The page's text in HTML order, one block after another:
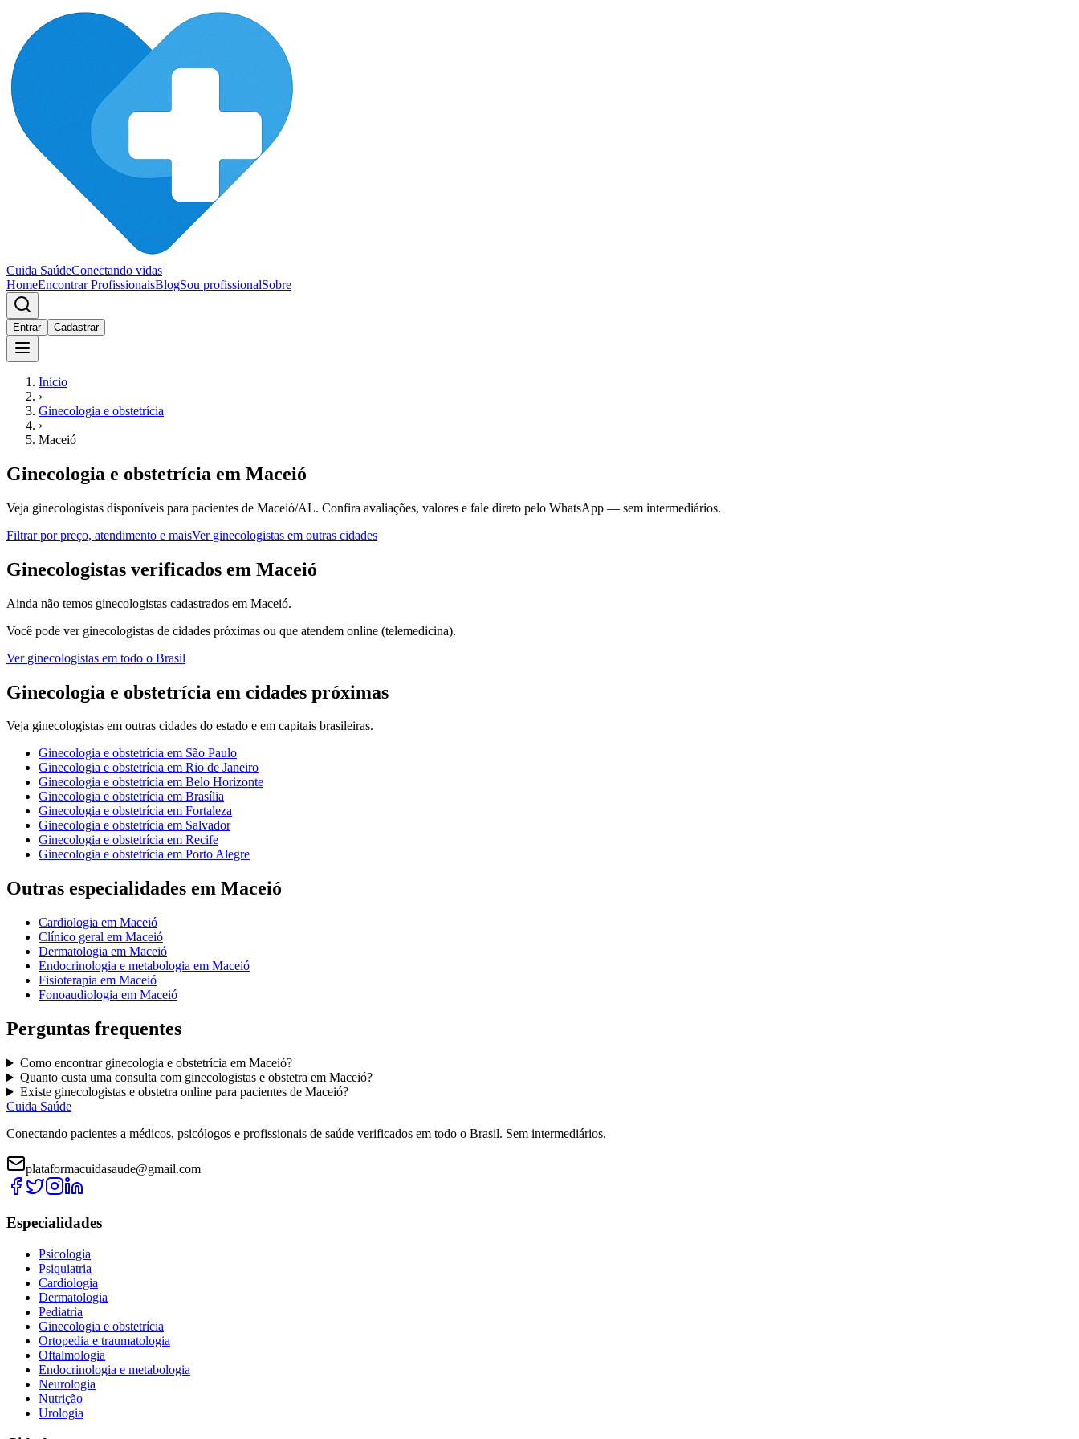
Cuida SaúdeConectando vidas
HomeEncontrar ProfissionaisBlogSou profissionalSobre
Entrar Cadastrar
Início
›
Ginecologia e obstetrícia
›
Maceió
Ginecologia e obstetrícia em Maceió
Veja ginecologistas disponíveis para pacientes de Maceió/AL. Confira avaliações, valores e fale direto pelo WhatsApp — sem intermediários.
Filtrar por preço, atendimento e maisVer ginecologistas em outras cidades
Ginecologistas verificados em Maceió
Ainda não temos ginecologistas cadastrados em Maceió.
Você pode ver ginecologistas de cidades próximas ou que atendem online (telemedicina).
Ver ginecologistas em todo o Brasil
Ginecologia e obstetrícia em cidades próximas
Veja ginecologistas em outras cidades do estado e em capitais brasileiras.
Ginecologia e obstetrícia em São Paulo
Ginecologia e obstetrícia em Rio de Janeiro
Ginecologia e obstetrícia em Belo Horizonte
Ginecologia e obstetrícia em Brasília
Ginecologia e obstetrícia em Fortaleza
Ginecologia e obstetrícia em Salvador
Ginecologia e obstetrícia em Recife
Ginecologia e obstetrícia em Porto Alegre
Outras especialidades em Maceió
Cardiologia em Maceió
Clínico geral em Maceió
Dermatologia em Maceió
Endocrinologia e metabologia em Maceió
Fisioterapia em Maceió
Fonoaudiologia em Maceió
Perguntas frequentes
Como encontrar ginecologia e obstetrícia em Maceió?
Quanto custa uma consulta com ginecologistas e obstetra em Maceió?
Existe ginecologistas e obstetra online para pacientes de Maceió?
Cuida Saúde
Conectando pacientes a médicos, psicólogos e profissionais de saúde verificados em todo o Brasil. Sem intermediários.
plataformacuidasaude@gmail.com
Especialidades
Psicologia
Psiquiatria
Cardiologia
Dermatologia
Pediatria
Ginecologia e obstetrícia
Ortopedia e traumatologia
Oftalmologia
Endocrinologia e metabologia
Neurologia
Nutrição
Urologia